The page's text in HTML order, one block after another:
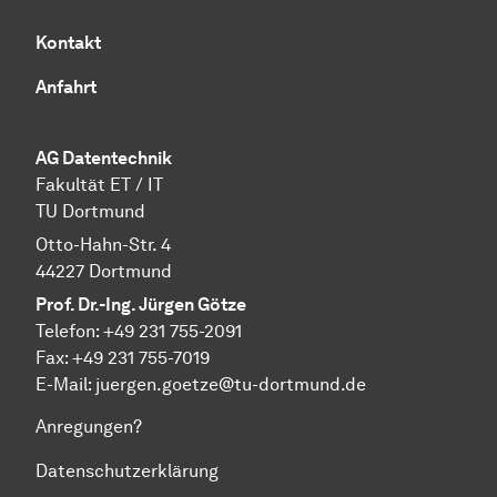
Kontakt
Anfahrt
AG Datentechnik
Fakultät ET / IT
TU Dortmund
Otto-Hahn-Str. 4
44227 Dortmund
Prof. Dr.-Ing. Jürgen Götze
Telefon: +49 231 755-2091
Fax: +49 231 755-7019
E-Mail: juergen.goetze@tu-dortmund.de
Anregungen?
Datenschutzerklärung